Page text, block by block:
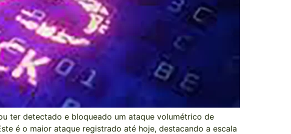
ter detectado e bloqueado um ataque volumétrico de
é o maior ataque registrado até hoje, destacando a escala